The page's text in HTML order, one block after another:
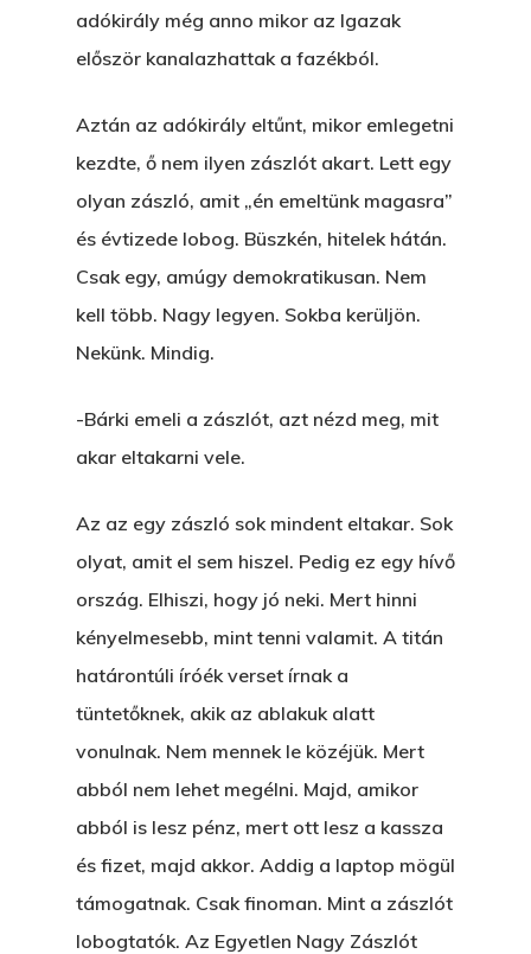
adókirály még anno mikor az Igazak
először kanalazhattak a fazékból.
Aztán az adókirály eltűnt, mikor emlegetni
kezdte, ő nem ilyen zászlót akart. Lett egy
olyan zászló, amit „én emeltünk magasra”
és évtizede lobog. Büszkén, hitelek hátán.
Csak egy, amúgy demokratikusan. Nem
kell több. Nagy legyen. Sokba kerüljön.
Nekünk. Mindig.
-Bárki emeli a zászlót, azt nézd meg, mit
akar eltakarni vele.
Az az egy zászló sok mindent eltakar. Sok
olyat, amit el sem hiszel. Pedig ez egy hívő
ország. Elhiszi, hogy jó neki. Mert hinni
kényelmesebb, mint tenni valamit. A titán
határontúli íróék verset írnak a
tüntetőknek, akik az ablakuk alatt
vonulnak. Nem mennek le közéjük. Mert
abból nem lehet megélni. Majd, amikor
abból is lesz pénz, mert ott lesz a kassza
és fizet, majd akkor. Addig a laptop mögül
támogatnak. Csak finoman. Mint a zászlót
lobogtatók. Az Egyetlen Nagy Zászlót
Akkor És Ott
KI-BEJÁRAT
És Akkor A Balta
A Pitli
Egy Világbajnokságot,
VOLT EGYSZER EGY
A Kaszinó
AZ IGAZI AJÁNDÉK
Párizs És Újra MI
Egy Hitelt, Ödön?
Hírek
Wow Look At This!
This is an optional,
customizable off canvas
About Salient
The Castle
2500 Castle Dr
T:
+216 (0)40 3629
E: